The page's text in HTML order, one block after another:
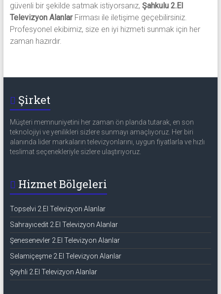
güvenli bir şekilde satmak istiyorsanız, Şahkulu 2.El
Televizyon AlanlarFirması ile iletişime geçebilirsiniz.
Profesyonel ekibimiz, size en iyi hizmeti sunmak için her
zaman hazırdır.
Şirket
Müşteri memnuniyetini her zaman ön planda tutarak, en son
teknolojiyi ve yenilikleri sizlere sunmayı amaçlıyoruz. Her biri
alanında lider markaların televizyonlarını, uygun fiyatlarla ve hızlı
teslimat seçenekleriyle sizlere ulaştırıyoruz.
Hizmet Bölgeleri
Topselvi 2.El Televizyon Alanlar
Sahrayıcedit 2.El Televizyon Alanlar
Şenesenevler 2.El Televizyon Alanlar
Selamiçeşme 2.El Televizyon Alanlar
Şeyhli 2.El Televizyon Alanlar